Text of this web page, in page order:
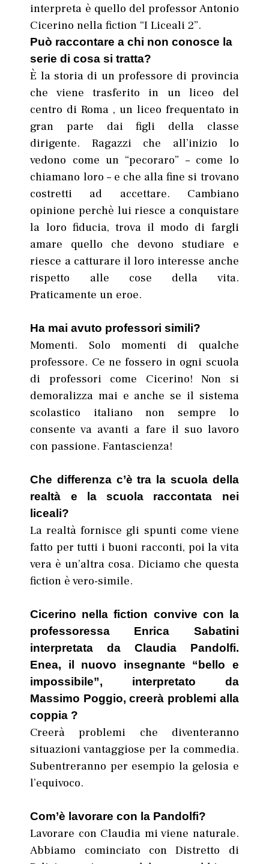
interpreta è quello del professor Antonio
Cicerino nella fiction “I Liceali 2”.
Può raccontare a chi non conosce la
serie di cosa si tratta?
È la storia di un professore di provincia
che viene trasferito in un liceo del
centro di Roma , un liceo frequentato in
gran parte dai figli della classe
dirigente. Ragazzi che all’inizio lo
vedono come un “pecoraro” – come lo
chiamano loro – e che alla fine si trovano
costretti ad accettare. Cambiano
opinione perchè lui riesce a conquistare
la loro fiducia, trova il modo di fargli
amare quello che devono studiare e
riesce a catturare il loro interesse anche
rispetto alle cose della vita.
Praticamente un eroe.
Ha mai avuto professori simili?
Momenti. Solo momenti di qualche
professore. Ce ne fossero in ogni scuola
di professori come Cicerino! Non si
demoralizza mai e anche se il sistema
scolastico italiano non sempre lo
consente va avanti a fare il suo lavoro
con passione. Fantascienza!
Che differenza c’è tra la scuola della
realtà e la scuola raccontata nei
liceali?
La realtà fornisce gli spunti come viene
fatto per tutti i buoni racconti, poi la vita
vera è un’altra cosa. Diciamo che questa
fiction è vero-simile.
Cicerino nella fiction convive con la
professoressa Enrica Sabatini
interpretata da Claudia Pandolfi.
Enea, il nuovo insegnante “bello e
impossibile”, interpretato da
Massimo Poggio, creerà problemi alla
coppia ?
Creerà problemi che diventeranno
situazioni vantaggiose per la commedia.
Subentreranno per esempio la gelosia e
l’equivoco.
Com’è lavorare con la Pandolfi?
Lavorare con Claudia mi viene naturale.
Abbiamo cominciato con Distretto di